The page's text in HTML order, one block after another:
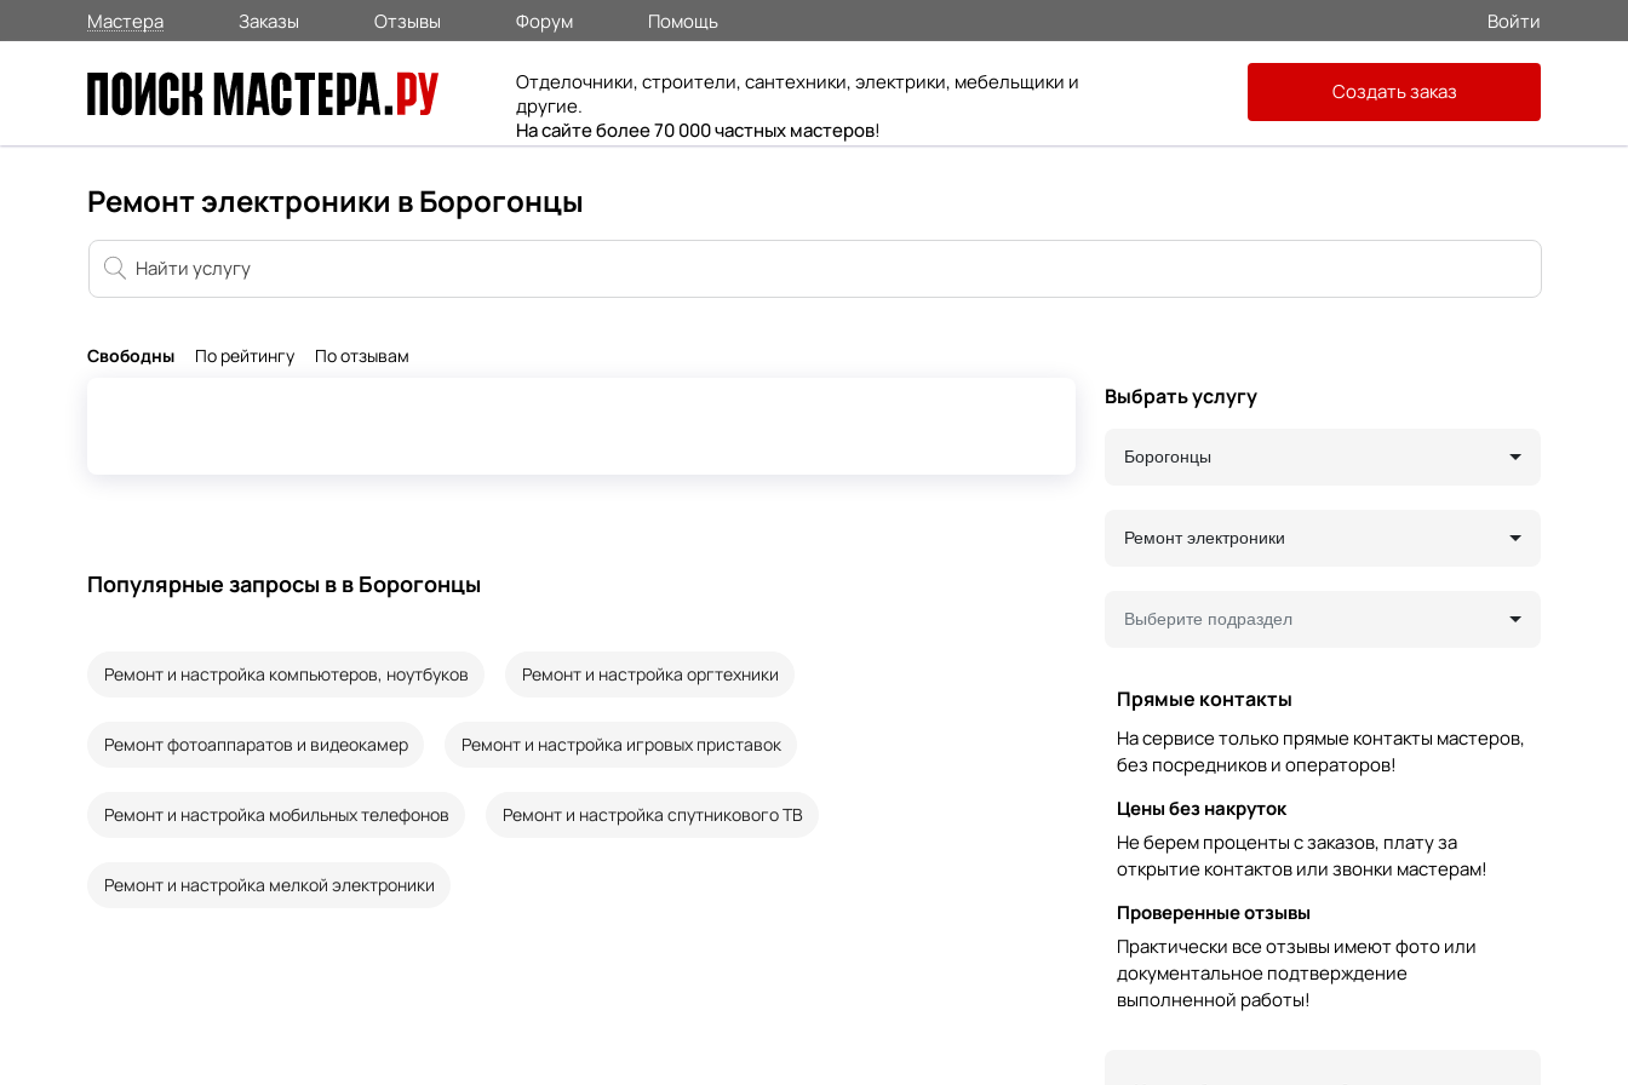
Мастера Заказы Отзывы Форум Помощь Войти
Отделочники, строители, сантехники, электрики, мебельщики и
другие.
На сайте более 70 000 частных мастеров!
Создать заказ
Ремонт электроники в Борогонцы
Свободны По рейтингу По отзывам
Популярные запросы в в Борогонцы
Ремонт и настройка компьютеров, ноутбуков Ремонт и настройка оргтехники
Ремонт фотоаппаратов и видеокамер Ремонт и настройка игровых приставок
Ремонт и настройка мобильных телефонов Ремонт и настройка спутникового ТВ
Ремонт и настройка мелкой электроники
Выбрать услугу
Борогонцы
Ремонт электроники
Выберите подраздел
Прямые контакты
На сервисе только прямые контакты мастеров,
без посредников и операторов!
Цены без накруток
Не берем проценты с заказов, плату за
открытие контактов или звонки мастерам!
Проверенные отзывы
Практически все отзывы имеют фото или
документальное подтверждение
выполненной работы!